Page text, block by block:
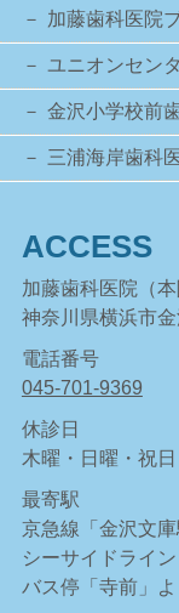
加藤歯科医院
ユニオンセン
金沢小学校前
三浦海岸歯科
ACCESS
加藤歯科医院（
神奈川県横浜市
電話番号
045-701-9369
休診日
木曜・日曜・祝日
最寄駅
京急線「金沢文
シーサイドライ
バス停「寺前」